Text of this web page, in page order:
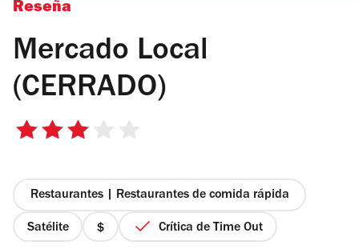
Reseña
Mercado Local
(CERRADO)
3
estrellas
Restaurantes | Restaurantes de comida rápida
Satélite
precio
Crítica de Time Out